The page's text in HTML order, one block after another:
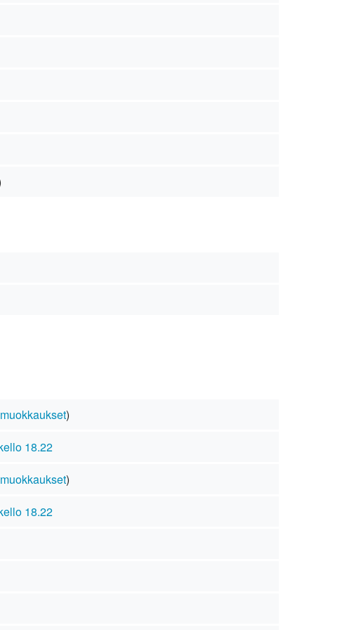
muokkaukset)
18.22
muokkaukset)
18.22